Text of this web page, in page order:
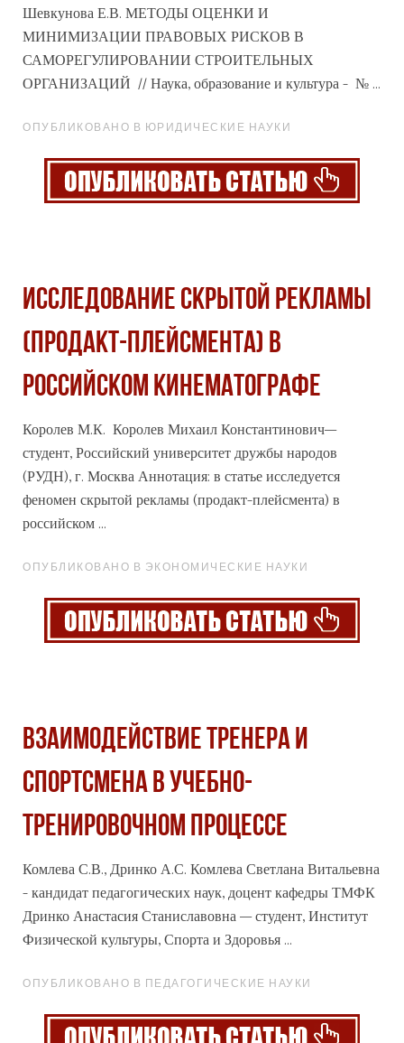
Шевкунова Е.В. МЕТОДЫ ОЦЕНКИ И
МИНИМИЗАЦИИ ПРАВОВЫХ РИСКОВ В
САМОРЕГУЛИРОВАНИИ СТРОИТЕЛЬНЫХ
ОРГАНИЗАЦИЙ // Наука, образование и культура - № ...
ОПУБЛИКОВАНО В ЮРИДИЧЕСКИЕ НАУКИ
ИССЛЕДОВАНИЕ СКРЫТОЙ РЕКЛАМЫ
(ПРОДАКТ-ПЛЕЙСМЕНТА) В
РОССИЙСКОМ КИНЕМАТОГРАФЕ
Королев М.К. Королев Михаил Константинович–
студент, Российский университет дружбы народов
(РУДН), г. Москва Аннотация: в статье исследуется
феномен скрытой рекламы (продакт-плейсмента) в
российском ...
ОПУБЛИКОВАНО В ЭКОНОМИЧЕСКИЕ НАУКИ
ВЗАИМОДЕЙСТВИЕ ТРЕНЕРА И
СПОРТСМЕНА В УЧЕБНО-
ТРЕНИРОВОЧНОМ ПРОЦЕССЕ
Комлева С.В., Дринко А.С. Комлева Светлана Витальевна
- кандидат педагогических наук, доцент кафедры ТМФК
Дринко Анастасия Станиславовна – студент, Институт
Физической культуры, Спорта и Здоровья ...
ОПУБЛИКОВАНО В ПЕДАГОГИЧЕСКИЕ НАУКИ